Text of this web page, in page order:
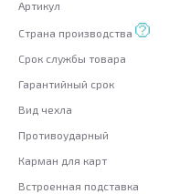
Артикул
Страна производства
Срок службы товара
Гарантийный срок
Вид чехла
Противоударный
Карман для карт
Встроенная подставка